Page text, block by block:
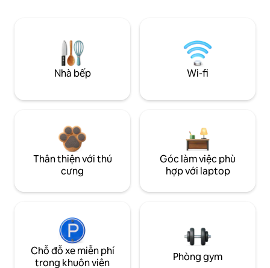
Nhà bếp Wi-fi
Thân thiện với thú
cưng
Góc làm việc phù
hợp với laptop
Chỗ đỗ xe miễn phí
trong khuôn viên
Phòng gym